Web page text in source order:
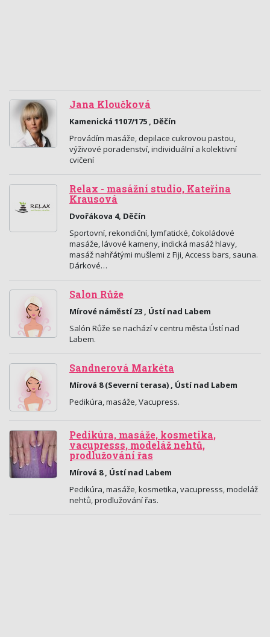
Jana Kloučková
Kamenická 1107/175 , Děčín
Provádím masáže, depilace cukrovou pastou,
výživové poradenství, individuální a kolektivní
cvičení
Relax - masážní studio, Kateřina
Krausová
Dvořákova 4, Děčín
Sportovní, rekondiční, lymfatické, čokoládové
masáže, lávové kameny, indická masáž hlavy,
masáž nahřátými mušlemi z Fiji, Access bars, sauna.
Dárkové…
Salon Růže
Mírové náměstí 23 , Ústí nad Labem
Salón Růže se nachází v centru města Ústí nad
Labem.
Sandnerová Markéta
Mírová 8 (Severní terasa) , Ústí nad Labem
Pedikúra, masáže, Vacupress.
Pedikúra, masáže, kosmetika,
vacupresss, modeláž nehtů,
prodlužování řas
Mírová 8 , Ústí nad Labem
Pedikúra, masáže, kosmetika, vacupresss, modeláž
nehtů, prodlužování řas.